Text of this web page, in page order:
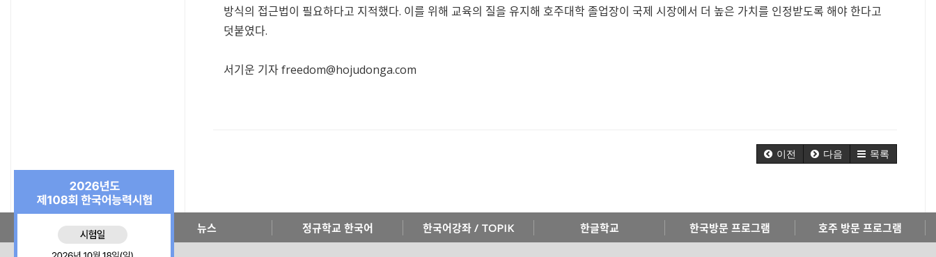
방식의 접근법이 필요하다고 지적했다. 이를 위해 교육의 질을 유지해 호주대학 졸업장이 국제 시장에서 더 높은 가치를 인정받도록 해야 한다고
덧붙였다.
서기운 기자freedom@hojudonga.com
이전 다음 목록
한국교육원 소개 뉴스 정규학교 한국어 한국어강좌 / TOPIK 한글학교 한국방문 프로그램 호주 방문 프로그램